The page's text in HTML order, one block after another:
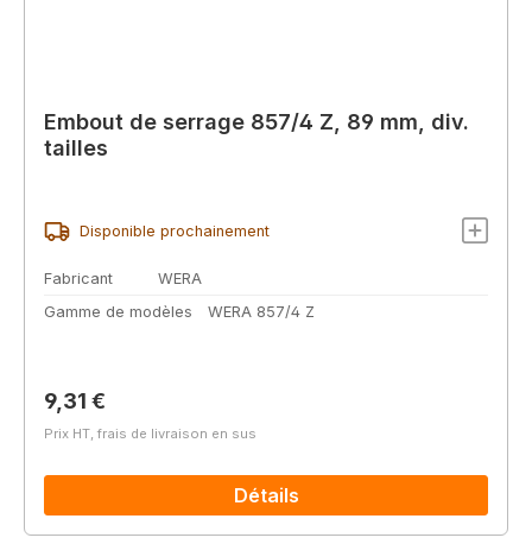
Embout de serrage 857/4 Z, 89 mm, div.
tailles
Disponible prochainement
Fabricant
WERA
Gamme de modèles
WERA 857/4 Z
Prix régulier :
9,31 €
Prix HT, frais de livraison en sus
Détails